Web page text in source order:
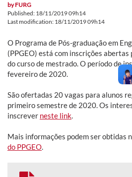
byFURG
Published: 18/11/2019 09h14
Last modification: 18/11/2019 09h14
O Programa de Pós-graduação em
(PPGEO) está com inscrições
do curso de mestrado. O período de
fevereiro de 2020.
São ofertadas 20 vagas para alunos
primeiro semestre de 2020. Os
inscrever neste link
Mais informações podem ser obtidas
do PPGEO